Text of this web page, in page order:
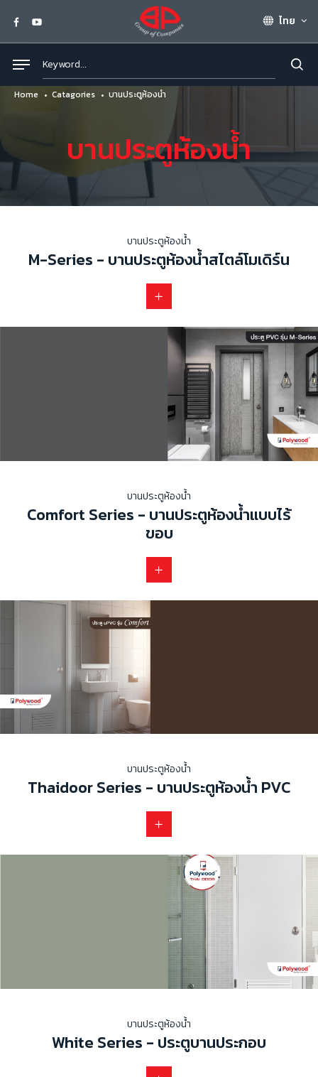
ไทย
Home Catagories บานประตูห้องน้ำ
บานประตูห้องน้ำ
บานประตูห้องน้ำ
M-Series - บานประตูห้องน้ำสไตล์โมเดิร์น
บานประตูห้องน้ำ
Comfort Series - บานประตูห้องน้ำแบบไร้
ขอบ
บานประตูห้องน้ำ
Thaidoor Series - บานประตูห้องน้ำ PVC
บานประตูห้องน้ำ
White Series - ประตูบานประกอบ